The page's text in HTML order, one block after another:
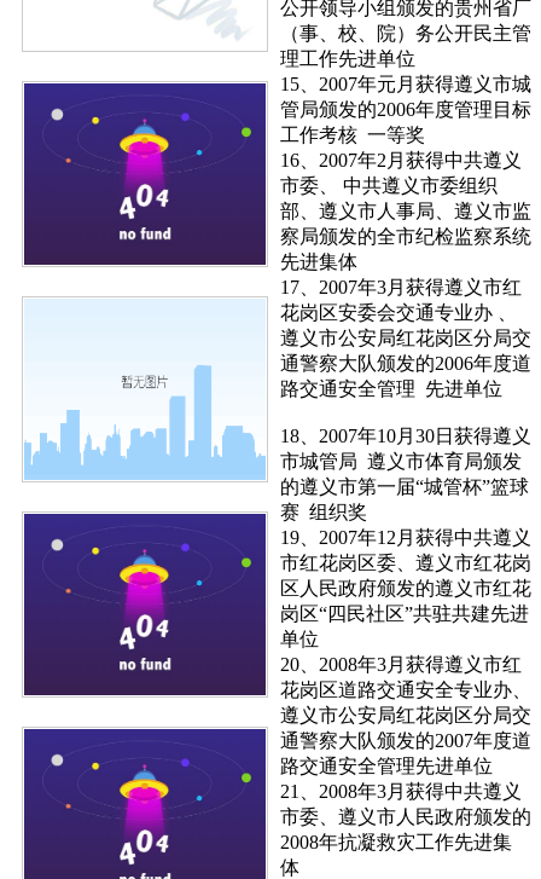
公开领导小组颁发的贵州省厂
（事、校、院）务公开民主管
理工作先进单位
15、2007年元月获得遵义市城
管局颁发的2006年度管理目标
工作考核 一等奖
16、2007年2月获得中共遵义
市委、 中共遵义市委组织
部、遵义市人事局、遵义市监
察局颁发的全市纪检监察系统
先进集体
17、2007年3月获得遵义市红
花岗区安委会交通专业办 、
遵义市公安局红花岗区分局交
通警察大队颁发的2006年度道
路交通安全管理 先进单位
18、2007年10月30日获得遵义
市城管局 遵义市体育局颁发
的遵义市第一届“城管杯”篮球
赛 组织奖
19、2007年12月获得中共遵义
市红花岗区委、遵义市红花岗
区人民政府颁发的遵义市红花
岗区“四民社区”共驻共建先进
单位
20、2008年3月获得遵义市红
花岗区道路交通安全专业办、
遵义市公安局红花岗区分局交
通警察大队颁发的2007年度道
路交通安全管理先进单位
21、2008年3月获得中共遵义
市委、遵义市人民政府颁发的
2008年抗凝救灾工作先进集
体